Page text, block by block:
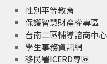
性別平等教育
保護智慧財產權專區
台南二區輔導諮商中
學生事務資訊網
移民署ICERD專區